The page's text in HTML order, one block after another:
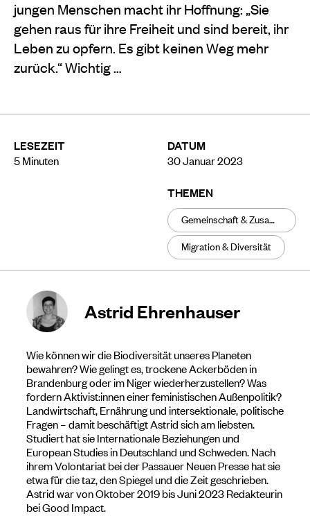
LESEZEIT
5Minuten
DATUM
30 Januar 2023
THEMEN
Gemeinschaft & Zusammenhalt
Migration & Diversität
jungen Menschen macht ihr Hoffnung: „Sie
gehen raus für ihre Freiheit und sind bereit, ihr
Leben zu opfern. Es gibt keinen Weg mehr
zurück.“ Wichtig …
Astrid Ehrenhauser
Wie können wir die Biodiversität unseres Planeten
bewahren? Wie gelingt es, trockene Ackerböden in
Brandenburg oder im Niger wiederherzustellen? Was
fordern Aktivist:innen einer feministischen Außenpolitik?
Landwirtschaft, Ernährung und intersektionale, politische
Fragen – damit beschäftigt Astrid sich am liebsten.
Studiert hat sie Internationale Beziehungen und
European Studies in Deutschland und Schweden. Nach
ihrem Volontariat bei der Passauer Neuen Presse hat sie
etwa für die taz, den Spiegel und die Zeit geschrieben.
Astrid war von Oktober 2019 bis Juni 2023 Redakteurin
bei Good Impact.